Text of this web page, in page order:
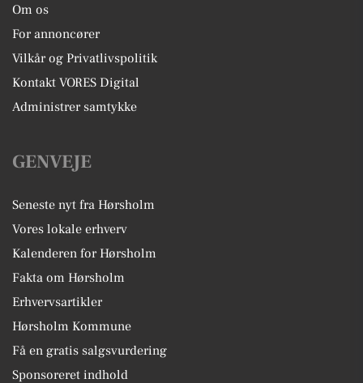
Om os
For annoncører
Vilkår og Privatlivspolitik
Kontakt VORES Digital
Administrer samtykke
GENVEJE
Seneste nyt fra Hørsholm
Vores lokale erhverv
Kalenderen for Hørsholm
Fakta om Hørsholm
Erhvervsartikler
Hørsholm Kommune
Få en gratis salgsvurdering
Sponsoreret indhold